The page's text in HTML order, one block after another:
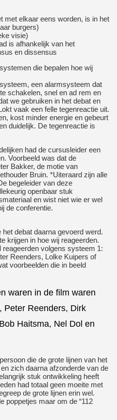
met elkaar eens worden, is in het
burgers)
visie)
is afhankelijk van het
en dissensus
die bepalen hoe wij
een alarmsysteem dat
schakelen, snel en ad rem en
we gebruiken in het debat en
vaak een felle tegenreactie uit.
kost minder energie en gebeurt
duidelijk. De tegenreactie is
had de cursusleider een
Voorbeeld was dat de
Bakker, de motie van
Bruin. *Uiteraard zijn alle
begeleider van deze
openbaar stuk
en wist niet wie er wel
de conferentie.
debat daarna gevoerd werd.
krijgen in hoe wij reageerden.
reageerden volgens systeem 1:
Reenders, Lolke Kuipers of
voorbeelden die in beeld
waren in de film waren
Peter Reenders, Dirk
Haitsma, Nel Dol en
die de grote lijnen van het
zich daarna afzonderde van de
stuk ontwikkeling heeft
had totaal geen moeite met
de grote lijnen erin wel.
poppetjes maar om de “112